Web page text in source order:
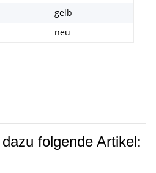
gelb
neu
folgende Artikel: